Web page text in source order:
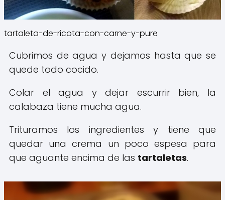
tartaleta-de-ricota-con-carne-y-pure
Cubrimos de agua y dejamos hasta que se
quede todo cocido.
Colar el agua y dejar escurrir bien, la
calabaza tiene mucha agua.
Trituramos los ingredientes y tiene que
quedar una crema un poco espesa para
que aguante encima de las tartaletas.